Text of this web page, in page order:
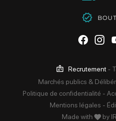
Recrutement -
Marchés publics &
Politique de confidentialité -
Mentions légales -
Made with
by